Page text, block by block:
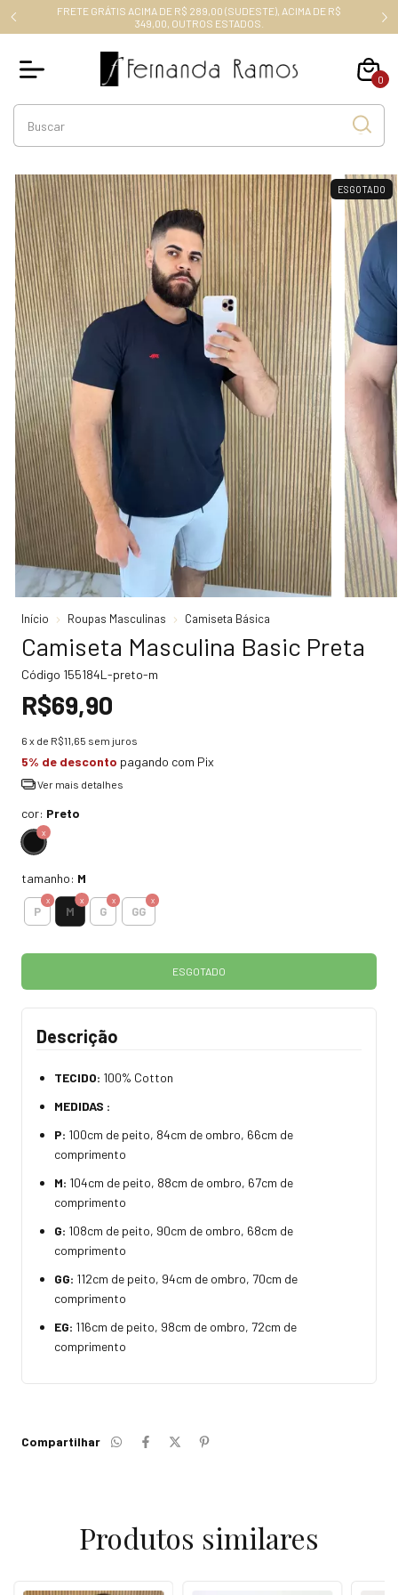
FRETE GRÁTIS ACIMA DE R$ 289,00 (SUDESTE), ACIMA DE R$
349,00, OUTROS ESTADOS.
0
ESGOTADO
Início Roupas Masculinas Camiseta Básica
Camiseta Masculina Basic Preta
Código 155184L-preto-m
R$69,90
6 x de R$11,65 sem juros
5% de desconto pagando com Pix
Ver mais detalhes
cor: Preto
tamanho: M
P M G GG
Descrição
TECIDO: 100% Cotton
MEDIDAS :
P: 100cm de peito, 84cm de ombro, 66cm de
comprimento
M: 104cm de peito, 88cm de ombro, 67cm de
comprimento
G: 108cm de peito, 90cm de ombro, 68cm de
comprimento
GG: 112cm de peito, 94cm de ombro, 70cm de
comprimento
EG: 116cm de peito, 98cm de ombro, 72cm de
comprimento
Compartilhar
Produtos similares